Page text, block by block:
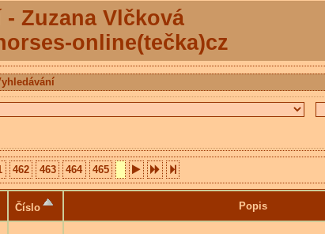
Zuzana Vlčková
online(tečka)cz
462 463 464 465
Číslo Popis